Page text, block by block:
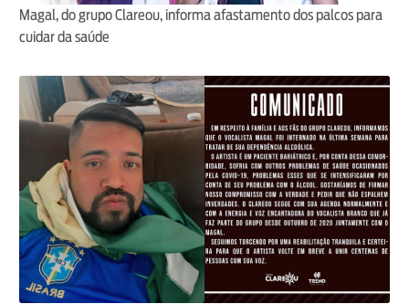
Magal, do grupo Clareou, informa afastamento dos palcos para
cuidar da saúde